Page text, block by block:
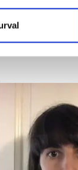
Det
föra